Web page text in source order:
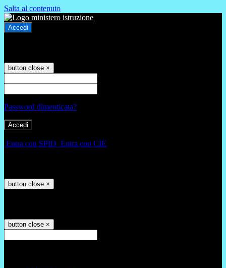
Salta al contenuto
Accedi
button close ×
Password dimenticata?
Entra con SPID Entra con CIE
button close ×
button close ×